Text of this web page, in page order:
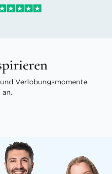
Verlobungsmomente
an.